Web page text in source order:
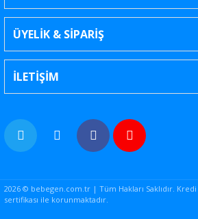
ÜYELİK & SİPARİŞ
İLETİŞİM
2026 © bebegen.com.tr | Tüm Hakları Saklıdır. Kredi
sertifikası ile korunmaktadır.